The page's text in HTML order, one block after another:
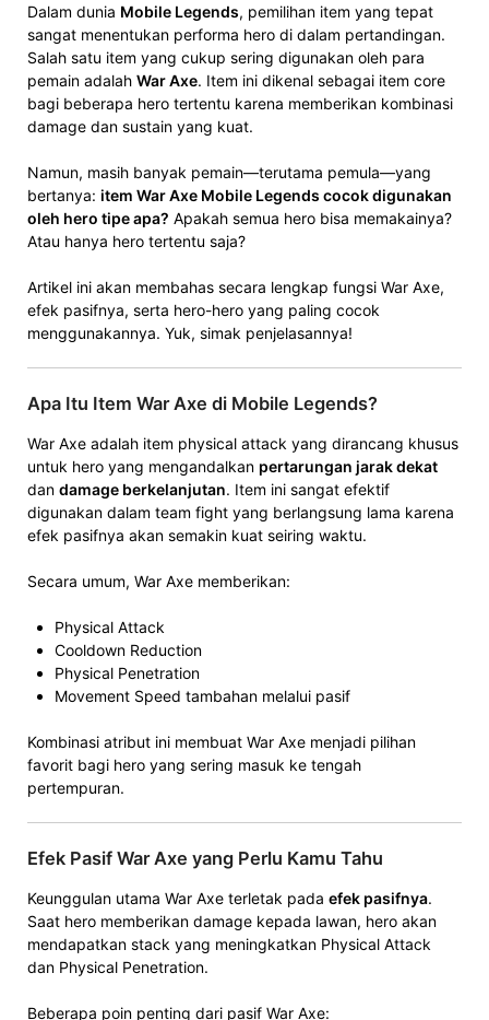
Dalam dunia Mobile Legends, pemilihan item yang tepat
sangat menentukan performa hero di dalam pertandingan.
Salah satu item yang cukup sering digunakan oleh para
pemain adalah War Axe. Item ini dikenal sebagai item core
bagi beberapa hero tertentu karena memberikan kombinasi
damage dan sustain yang kuat.
Namun, masih banyak pemain—terutama pemula—yang
bertanya: item War Axe Mobile Legends cocok digunakan
oleh hero tipe apa? Apakah semua hero bisa memakainya?
Atau hanya hero tertentu saja?
Artikel ini akan membahas secara lengkap fungsi War Axe,
efek pasifnya, serta hero-hero yang paling cocok
menggunakannya. Yuk, simak penjelasannya!
Apa Itu Item War Axe di Mobile Legends?
War Axe adalah item physical attack yang dirancang khusus
untuk hero yang mengandalkan pertarungan jarak dekat
dan damage berkelanjutan. Item ini sangat efektif
digunakan dalam team fight yang berlangsung lama karena
efek pasifnya akan semakin kuat seiring waktu.
Secara umum, War Axe memberikan:
Physical Attack
Cooldown Reduction
Physical Penetration
Movement Speed tambahan melalui pasif
Kombinasi atribut ini membuat War Axe menjadi pilihan
favorit bagi hero yang sering masuk ke tengah
pertempuran.
Efek Pasif War Axe yang Perlu Kamu Tahu
Keunggulan utama War Axe terletak pada efek pasifnya.
Saat hero memberikan damage kepada lawan, hero akan
mendapatkan stack yang meningkatkan Physical Attack
dan Physical Penetration.
Beberapa poin penting dari pasif War Axe: